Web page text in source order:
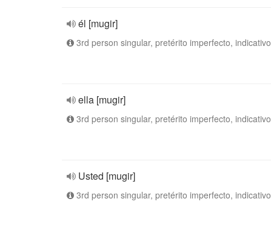
él [mugir]
3rd person singular, pretérito imperfecto, indicativo
ella [mugir]
3rd person singular, pretérito imperfecto, indicativo
Usted [mugir]
3rd person singular, pretérito imperfecto, indicativo